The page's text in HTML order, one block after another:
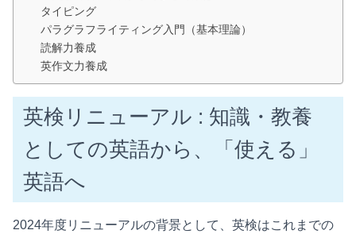
タイピング
パラグラフライティング入門（基本理論）
読解力養成
英作文力養成
英検リニューアル : 知識・教養
としての英語から、「使える」
英語へ
2024年度リニューアルの背景として、英検はこれまでの